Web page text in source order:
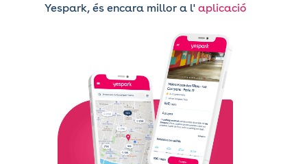
Yespark, és encara millor a l' aplicació